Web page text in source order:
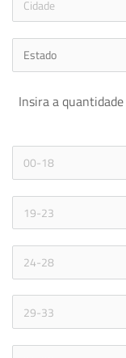
Insira a